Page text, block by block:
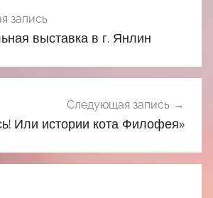
запись
выставка в г. Янлин
Следующая запись
Или истории кота Филофея»